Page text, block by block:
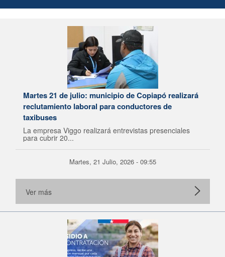
Martes 21 de julio: municipio de Copiapó realizará
reclutamiento laboral para conductores de
taxibuses
La empresa Viggo realizará entrevistas presenciales
para cubrir 20...
Martes, 21 Julio, 2026 - 09:55
Ver más